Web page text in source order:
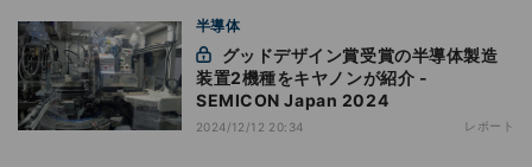
半導体
装置2機種をキヤノンが紹介 -
SEMICON Japan 2024
2024/12/12 20:34 レポート